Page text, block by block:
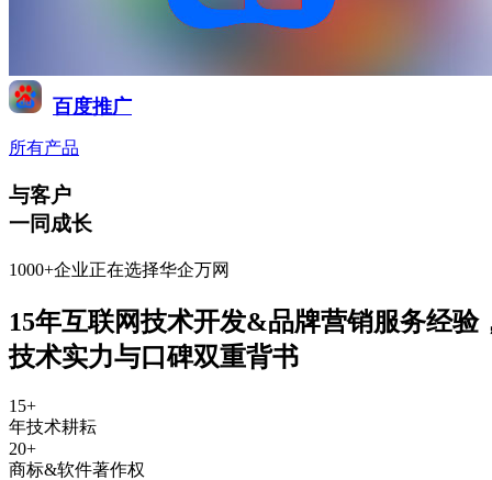
百度推广
所有产品
与客户
一同成长
1000+企业正在选择华企万网
15年互联网技术开发&品牌营销服务经验
技术实力与口碑双重背书
15+
年技术耕耘
20+
商标&软件著作权